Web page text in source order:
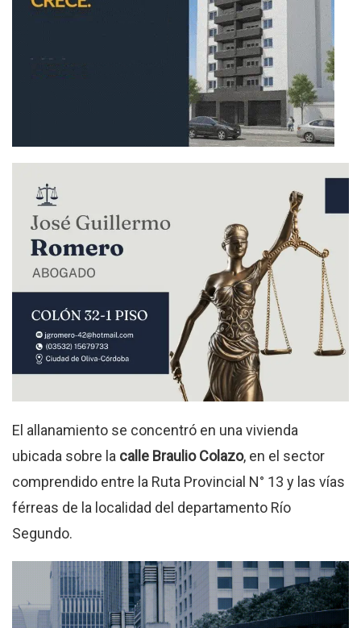
El allanamiento se concentró en una vivienda
ubicada sobre la calle Braulio Colazo, en el sector
comprendido entre la Ruta Provincial N° 13 y las vías
férreas de la localidad del departamento Río
Segundo.